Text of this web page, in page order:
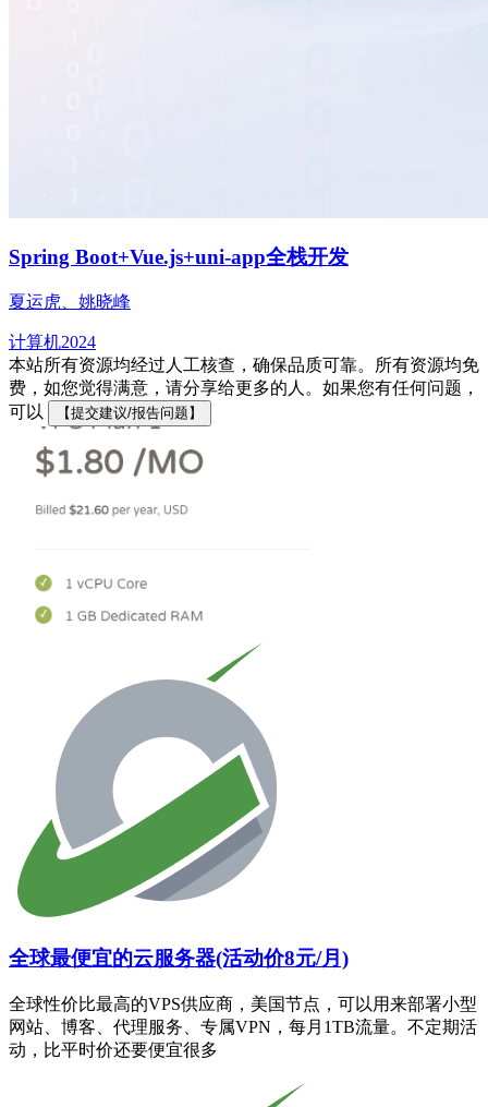
Spring Boot+Vue.js+uni-app全栈开发
夏运⻁、姚晓峰
计算机2024
本站所有资源均经过人工核查，确保品质可靠。所有资源均免
费，如您觉得满意，请分享给更多的人。如果您有任何问题，
可以
【提交建议/报告问题】
全球最便宜的云服务器(活动价8元/月)
全球性价比最高的VPS供应商，美国节点，可以用来部署小型
网站、博客、代理服务、专属VPN，每月1TB流量。不定期活
动，比平时价还要便宜很多